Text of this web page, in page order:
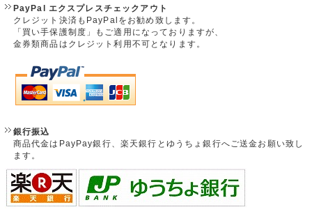
PayPal エクスプレスチェックアウト
クレジット決済もPayPalをお勧め致します。
「買い手保護制度」もご適用になっておりますが、
金券類商品はクレジット利用不可となります。
銀行振込
商品代金はPayPay銀行、楽天銀行とゆうちょ銀行へご送金お願い致し
ます。